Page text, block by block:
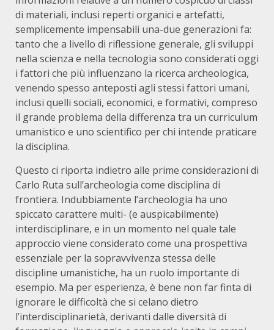
di materiali, inclusi reperti organici e artefatti,
semplicemente impensabili una-due generazioni fa:
tanto che a livello di riflessione generale, gli sviluppi
nella scienza e nella tecnologia sono considerati oggi
i fattori che più influenzano la ricerca archeologica,
venendo spesso anteposti agli stessi fattori umani,
inclusi quelli sociali, economici, e formativi, compreso
il grande problema della differenza tra un curriculum
umanistico e uno scientifico per chi intende praticare
la disciplina.
Questo ci riporta indietro alle prime considerazioni di
Carlo Ruta sull’archeologia come disciplina di
frontiera. Indubbiamente l’archeologia ha uno
spiccato carattere multi- (e auspicabilmente)
interdisciplinare, e in un momento nel quale tale
approccio viene considerato come una prospettiva
essenziale per la sopravvivenza stessa delle
discipline umanistiche, ha un ruolo importante di
esempio. Ma per esperienza, è bene non far finta di
ignorare le difficoltà che si celano dietro
l’interdisciplinarietà, derivanti dalle diversità di